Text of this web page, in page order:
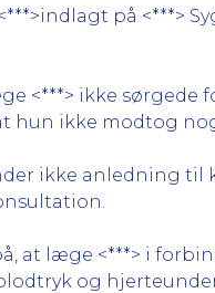
<***>indlagt på <***>
<***> ikke
hun ikke modtog
ikke anledning til
at læge <***> i
og